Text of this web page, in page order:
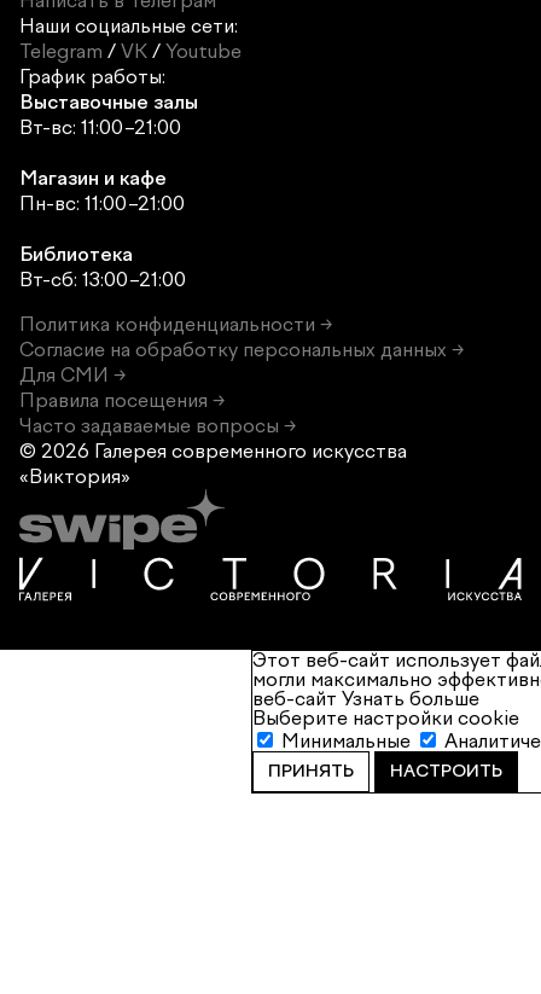
Наши социальные сети:
Telegram / VK / Youtube
График работы:
Выставочные залы
Вт-вс: 11:00–21:00
Магазин и кафе
Пн-вс: 11:00–21:00
Библиотека
Вт-сб: 13:00–21:00
Политика конфиденциальности →
Согласие на обработку персональных данных →
Для СМИ →
Правила посещения →
Часто задаваемые вопросы →
© 2026 Галерея современного искусства
«Виктория»
Этот веб-сайт использует
могли максимально
веб-сайт Узнать больше
Выберите настройки cookie
Минимальные
ПРИНЯТЬ НАСТРОИТЬ